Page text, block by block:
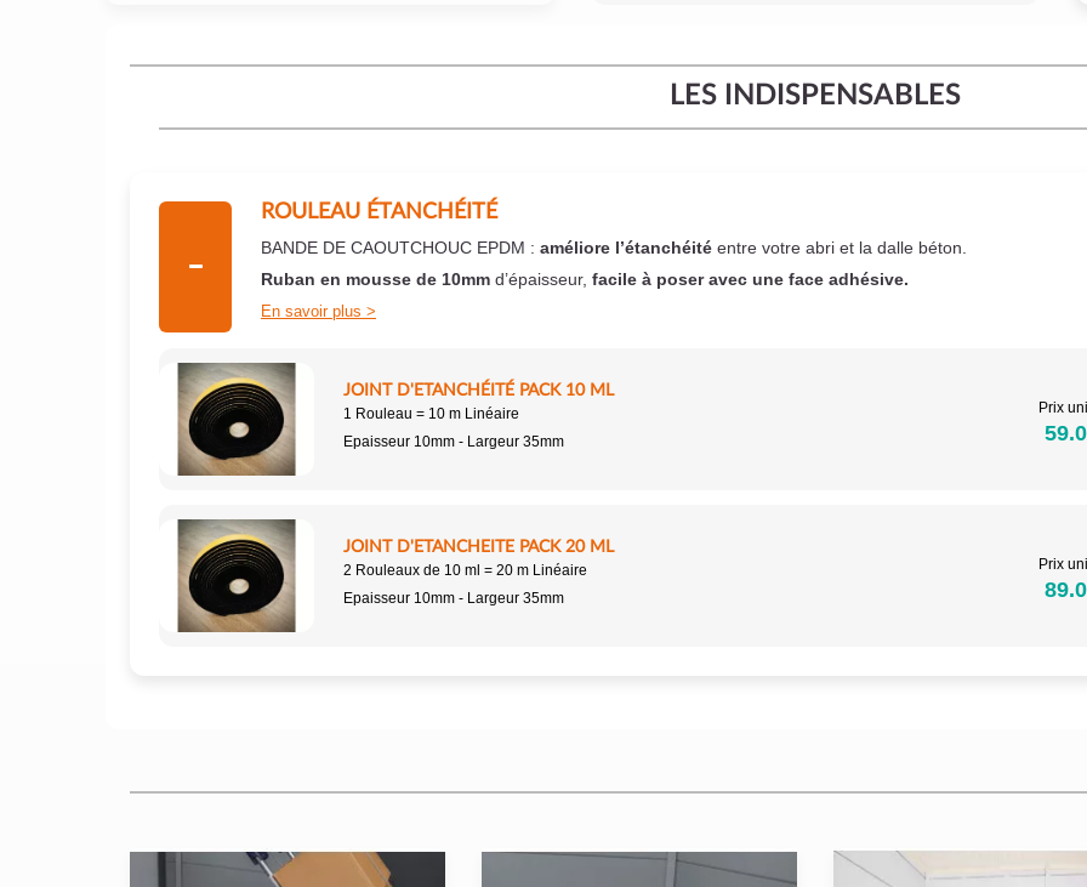
LES INDISPENSABLES
ROULEAU ÉTANCHÉITÉ
BANDE DE CAOUTCHOUC EPDM : améliore l’étanchéité entre votre abri et la dalle béton.
Ruban en mousse de 10mm d’épaisseur, facile à poser avec une face adhésive.
En savoir plus
JOINT D'ETANCHÉITÉ PACK 10 ML
1 Rouleau = 10 m Linéaire
Epaisseur 10mm - Largeur 35mm
Prix
JOINT D'ETANCHEITE PACK 20 ML
2 Rouleaux de 10 ml = 20 m Linéaire
Epaisseur 10mm - Largeur 35mm
Prix